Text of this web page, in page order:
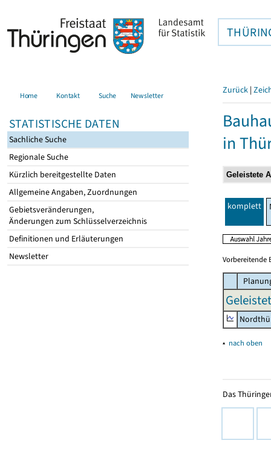
Home Kontakt Suche Newsletter
STATISTISCHE DATEN
Sachliche Suche
Regionale Suche
Kürzlich bereitgestellte Daten
Allgemeine Angaben, Zuordnungen
Gebietsveränderungen,
Änderungen zum Schlüsselverzeichnis
Definitionen und Erläuterungen
Newsletter
Zurück |
in
komplett
Vorbereitende
▴ nach oben
Das